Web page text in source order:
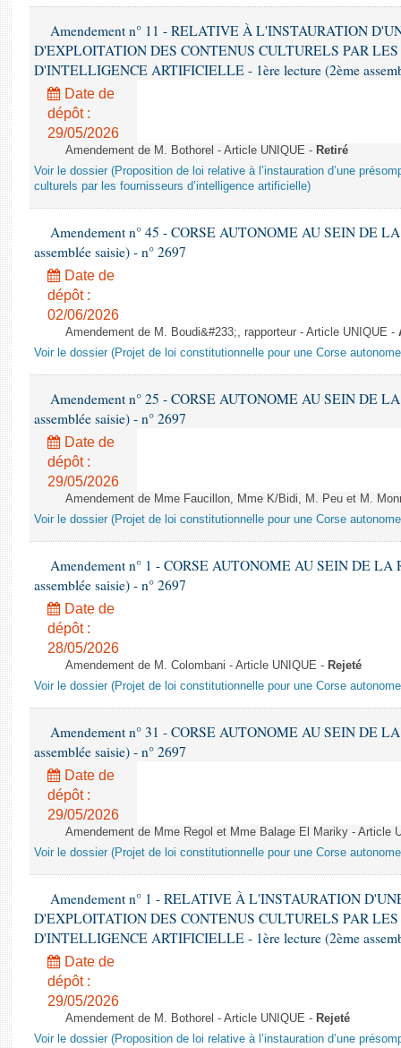
Amendement n° 11 - RELATIVE À L'INSTAURATION
D'EXPLOITATION DES CONTENUS CULTURELS PAR LES
D'INTELLIGENCE ARTIFICIELLE - 1ère lecture (2ème
Date de
dépôt :
29/05/2026
Amendement de M. Bothorel - Article UNIQUE - Retiré
Voir le dossier (Proposition de loi relative à l’instauration d’une
culturels par les fournisseurs d’intelligence artificielle)
Amendement n° 45 - CORSE AUTONOME AU SEIN DE
assemblée saisie) - n° 2697
Date de
dépôt :
02/06/2026
Amendement de M. Boudi&#233;, rapporteur - Article UNIQUE -
Voir le dossier (Projet de loi constitutionnelle pour une Corse
Amendement n° 25 - CORSE AUTONOME AU SEIN DE
assemblée saisie) - n° 2697
Date de
dépôt :
29/05/2026
Amendement de Mme Faucillon, Mme K/Bidi, M. Peu et M.
Voir le dossier (Projet de loi constitutionnelle pour une Corse
Amendement n° 1 - CORSE AUTONOME AU SEIN DE LA
assemblée saisie) - n° 2697
Date de
dépôt :
28/05/2026
Amendement de M. Colombani - Article UNIQUE - Rejeté
Voir le dossier (Projet de loi constitutionnelle pour une Corse
Amendement n° 31 - CORSE AUTONOME AU SEIN DE
assemblée saisie) - n° 2697
Date de
dépôt :
29/05/2026
Amendement de Mme Regol et Mme Balage El Mariky - Article
Voir le dossier (Projet de loi constitutionnelle pour une Corse
Amendement n° 1 - RELATIVE À L'INSTAURATION
D'EXPLOITATION DES CONTENUS CULTURELS PAR LES
D'INTELLIGENCE ARTIFICIELLE - 1ère lecture (2ème
Date de
dépôt :
29/05/2026
Amendement de M. Bothorel - Article UNIQUE - Rejeté
Voir le dossier (Proposition de loi relative à l’instauration d’une